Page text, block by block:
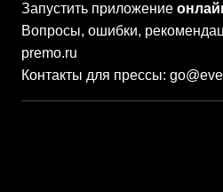
Запустить приложение
Вопросы, ошибки,
premo.ru
Контакты для прессы: